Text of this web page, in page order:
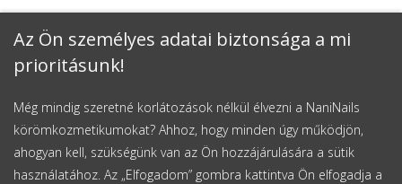
Az Ön személyes adatai biztonsága a mi
prioritásunk!
Még mindig szeretné korlátozások nélkül élvezni a NaniNails
körömkozmetikumokat? Ahhoz, hogy minden úgy működjön,
ahogyan kell, szükségünk van az Ön hozzájárulására a sütik
használatához. Az „Elfogadom” gombra kattintva Ön elfogadja a